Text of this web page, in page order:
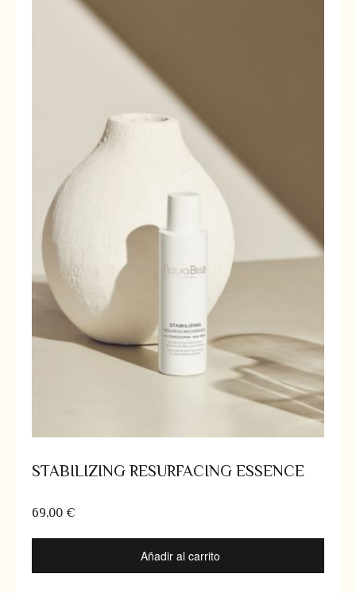
STABILIZING RESURFACING ESSENCE
69,00 €
Añadir al carrito